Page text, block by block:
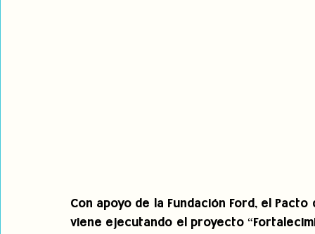
Con apoyo de la Fundación Ford, el
viene ejecutando el proyecto